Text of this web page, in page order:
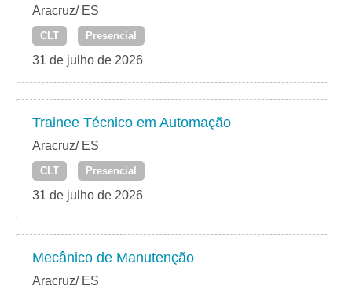
Aracruz/ ES
CLT Presencial
31 de julho de 2026
Trainee Técnico em Automação
Aracruz/ ES
CLT Presencial
31 de julho de 2026
Mecânico de Manutenção
Aracruz/ ES